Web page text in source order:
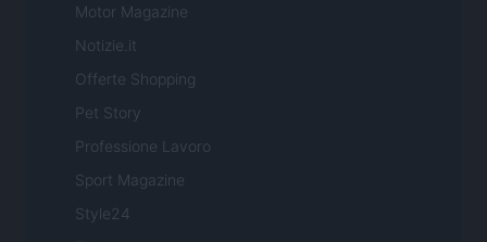
Motor Magazine
Notizie.it
Offerte Shopping
Pet Story
Professione Lavoro
Sport Magazine
Style24